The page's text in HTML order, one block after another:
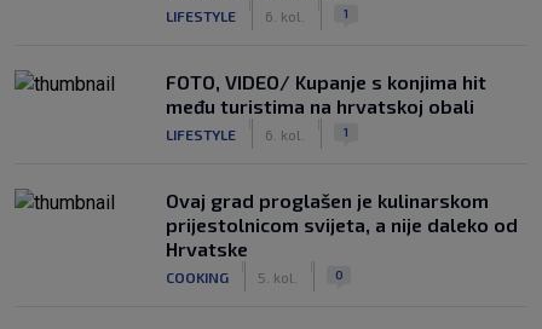
LIFESTYLE 6. kol. 1
FOTO, VIDEO/ Kupanje s konjima hit
među turistima na hrvatskoj obali
LIFESTYLE 6. kol. 1
Ovaj grad proglašen je kulinarskom
prijestolnicom svijeta, a nije daleko od
Hrvatske
COOKING 5. kol. 0